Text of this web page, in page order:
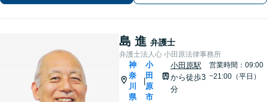
分】
島 進 弁護士
弁護士法人心 小田原法律事務所
神
奈
川
県
小
田
原
市
小田原駅
から徒歩3
分
営業時間：09:00
~21:00（平日）